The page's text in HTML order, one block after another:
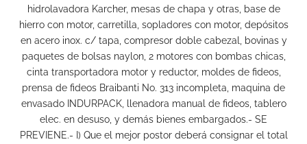
hidrolavadora Karcher, mesas de chapa y otras, base de
hierro con motor, carretilla, sopladores con motor, depósitos
en acero inox. c/ tapa, compresor doble cabezal, bovinas y
paquetes de bolsas naylon, 2 motores con bombas chicas,
cinta transportadora motor y reductor, moldes de fideos,
prensa de fideos Braibanti No. 313 incompleta, maquina de
envasado INDURPACK, llenadora manual de fideos, tablero
elec. en desuso, y demás bienes embargados.- SE
PREVIENE.- I) Que el mejor postor deberá consignar el total